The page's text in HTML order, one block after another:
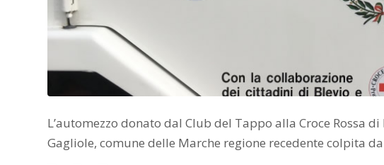
L’automezzo donato dal Club del Tappo alla Croce Rossa
Gagliole, comune delle Marche regione recedente colpita